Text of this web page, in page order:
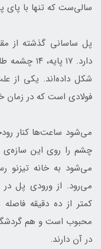
سالی‌ست که تنها با پای
پل ساسانی گذشته از
شکل داده‌اند. یکی از
فولادی‌ است که در
می‌شود ساعت‌ها کنار
چشم را روی این سازه‌ی
می‌شود به خانه تیزنو
می‌رود. از ورودی پل در
کمتر از ده دقیقه
محبوب است و هم
در آن دارند.